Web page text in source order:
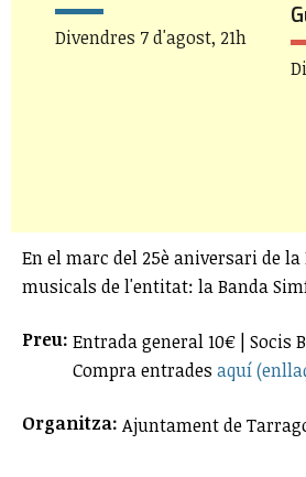
Divendres 7 d'agost, 21h
En el marc del 25è aniversari de
musicals de l'entitat: la Banda
Preu: Entrada general 10€ | Socis
Compra entrades aquí
Organitza: Ajuntament de